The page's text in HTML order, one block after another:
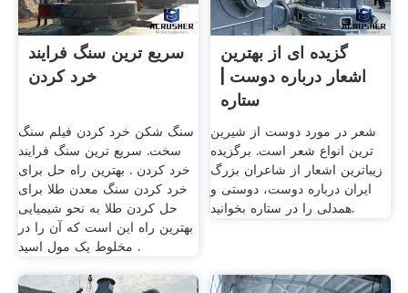
سریع ترین سنگ فرایند
خرد کردن
سنگ شکن خرد کردن فیلم سنگ
سخت. سریع ترین سنگ فرایند
خرد کردن . بهترین راه حل برای
خرد کردن سنگ معدن طلا برای
حل کردن طلا به نحو شیمیایی
بهترین راه این است که آن را در
مخلوط یک مول اسید .
گزیده ای از بهترین
اشعار درباره دوست |
ستاره
شعر در مورد دوست از شیرین
ترین انواع شعر است. برگزیده
زیباترین اشعار از شاعران بزرگ
ایران درباره دوست، دوستی و
همدلی را در ستاره بخوانید.